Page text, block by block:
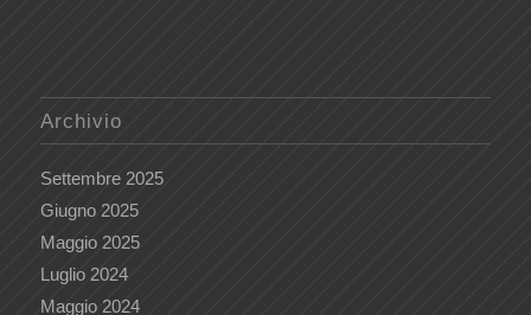
Archivio
Settembre 2025
Giugno 2025
Maggio 2025
Luglio 2024
Maggio 2024